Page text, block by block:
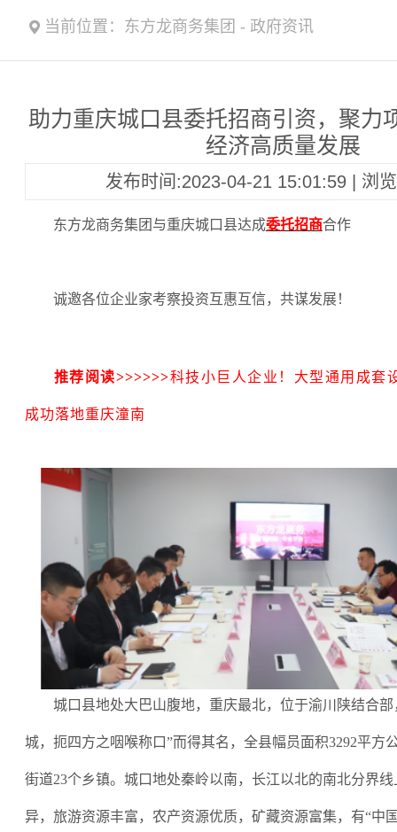
当前位置： 东方龙商务集团 - 政府资讯
助力重庆城口县委托招商引资，聚力
经济高质量发展
发布时间:2023-04-21 15:01:59 | 浏
东方龙商务集团与重庆城口县达成委托招商合作
诚邀各位企业家考察投资互惠互信，共谋发展！
推荐阅读>>>>>>科技小巨人企业！大型通用成套
成功落地重庆潼南
城口县地处大巴山腹地，重庆最北，位于渝川陕结合部
城，扼四方之咽喉称口”而得其名，全县幅员面积3292平方
街道23个乡镇。城口地处秦岭以南，长江以北的南北分界
异，旅游资源丰富，农产资源优质，矿藏资源富集，有“中